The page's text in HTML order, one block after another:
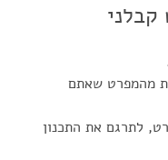
מהמפרט שאתם
לתרגם את התכנון